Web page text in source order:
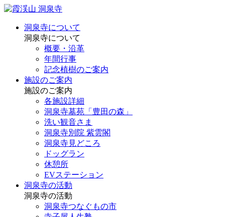
洞泉寺について
洞泉寺について
概要・沿革
年間行事
記念植樹のご案内
施設のご案内
施設のご案内
各施設詳細
洞泉寺墓苑「豊田の森」
洗い観音さま
洞泉寺別院 紫雲閣
洞泉寺見どころ
ドッグラン
休憩所
EVステーション
洞泉寺の活動
洞泉寺の活動
洞泉寺つなぐもの市